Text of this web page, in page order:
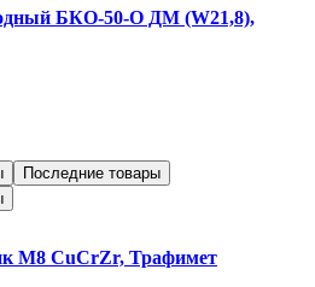
БКО-50-О ДМ (W21,8),
Последние товары
М8 CuCrZr, Трафимет